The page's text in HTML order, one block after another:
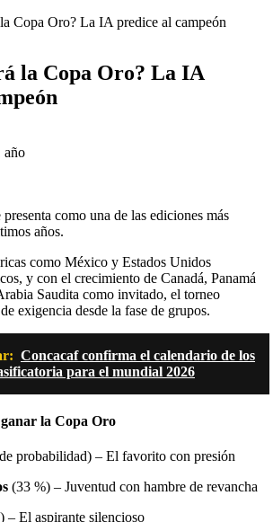
Copa Oro? La IA predice al campeón
la Copa Oro? La IA
año
como una de las ediciones más
años.
como México y Estados Unidos
y con el crecimiento de Canadá, Panamá
Saudita como invitado, el torneo
exigencia desde la fase de grupos.
Concacaf confirma el calendario de los
para el mundial 2026
la Copa Oro
probabilidad) – El favorito con presión
(33 %) – Juventud con hambre de revancha
– El aspirante silencioso